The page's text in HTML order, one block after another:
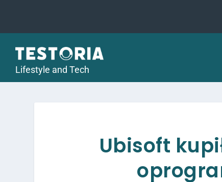
Lifestyle and Tech
Ubisoft